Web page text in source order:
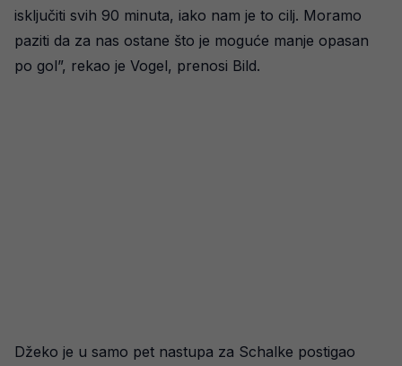
isključiti svih 90 minuta, iako nam je to cilj. Moramo
paziti da za nas ostane što je moguće manje opasan
po gol”, rekao je Vogel, prenosi Bild.
Džeko je u samo pet nastupa za Schalke postigao